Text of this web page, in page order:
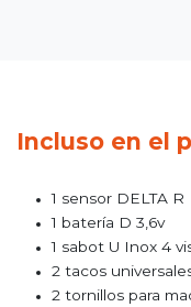
Incluso en el
1 sensor DELTA R
1 batería D 3,6v
1 sabot U Inox 4
2 tacos
2 tornillos para